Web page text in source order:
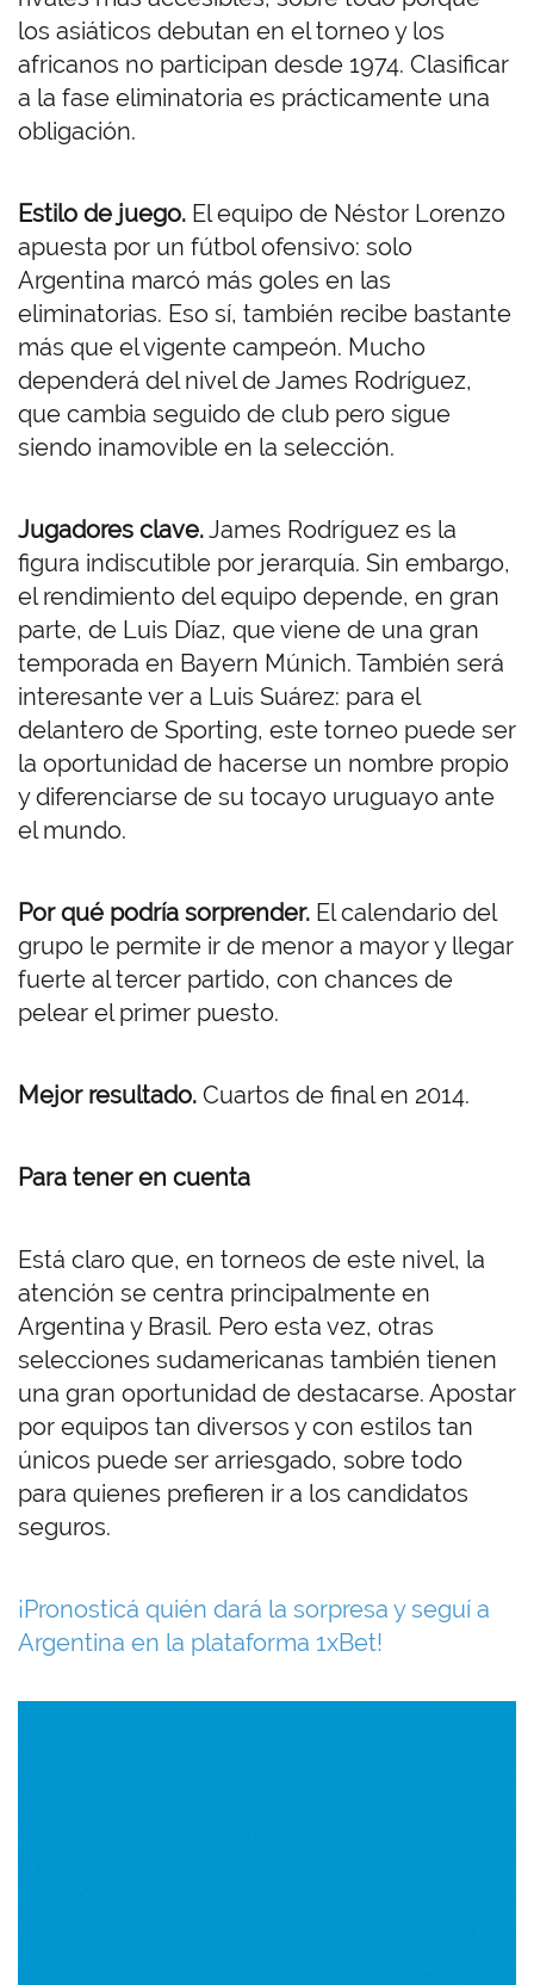
los asiáticos debutan en el torneo y los
africanos no participan desde 1974. Clasificar
a la fase eliminatoria es prácticamente una
obligación.
Estilo de juego. El equipo de Néstor Lorenzo
apuesta por un fútbol ofensivo: solo
Argentina marcó más goles en las
eliminatorias. Eso sí, también recibe bastante
más que el vigente campeón. Mucho
dependerá del nivel de James Rodríguez,
que cambia seguido de club pero sigue
siendo inamovible en la selección.
Jugadores clave.James Rodríguez es la
figura indiscutible por jerarquía. Sin embargo,
el rendimiento del equipo depende, en gran
parte, de Luis Díaz, que viene de una gran
temporada en Bayern Múnich. También será
interesante ver a Luis Suárez: para el
delantero de Sporting, este torneo puede ser
la oportunidad de hacerse un nombre propio
y diferenciarse de su tocayo uruguayo ante
el mundo.
Por qué podría sorprender. El calendario del
grupo le permite ir de menor a mayor y llegar
fuerte al tercer partido, con chances de
pelear el primer puesto.
Mejor resultado. Cuartos de final en 2014.
Para tener en cuenta
Está claro que, en torneos de este nivel, la
atención se centra principalmente en
Argentina y Brasil. Pero esta vez, otras
selecciones sudamericanas también tienen
una gran oportunidad de destacarse. Apostar
por equipos tan diversos y con estilos tan
únicos puede ser arriesgado, sobre todo
para quienes prefieren ir a los candidatos
seguros.
¡Pronosticá quién dará la sorpresa y seguí a
Argentina en la plataforma 1xBet!